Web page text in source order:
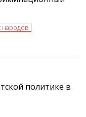
народов
политике в